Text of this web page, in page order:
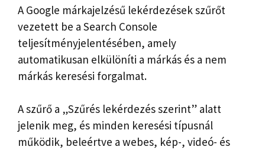
A Google márkajelzésű lekérdezések szűrőt
vezetett be a Search Console
teljesítményjelentésében, amely
automatikusan elkülöníti a márkás és a nem
márkás keresési forgalmat.
A szűrő a „Szűrés lekérdezés szerint” alatt
jelenik meg, és minden keresési típusnál
működik, beleértve a webes, kép-, videó- ​​és